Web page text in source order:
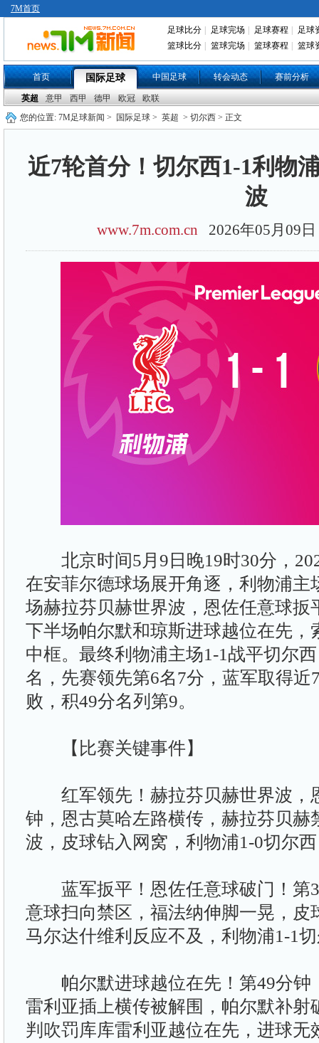
7M首页
足球比分 足球完场 足球赛程
足球
篮球比分
篮球完场 篮球赛程 篮球
首页 国际足球 中国足球 转会动态 赛前分析
英超 意甲 西甲 德甲 欧冠
欧联
您的位置: 7M足球新闻 > 国际足球 > 英超 > 切尔西 > 正文
近7轮首分！切尔西1-1利物
波
www.7m.com.cn 2026年05月09
北京时间5月9日晚19时30分，
在安菲尔德球场展开角逐，利物浦主
场赫拉芬贝赫世界波，恩佐任意球扳
下半场帕尔默和琼斯进球越位在先，
中框。最终利物浦主场1-1战平切尔
名，先赛领先第6名7分，蓝军取得近
败，积49分名列第9。
【比赛关键事件】
红军领先！赫拉芬贝赫世界波，
钟，恩古莫哈左路横传，赫拉芬贝赫
波，皮球钻入网窝，利物浦1-0切尔
蓝军扳平！恩佐任意球破门！第
意球扫向禁区，福法纳伸脚一晃，皮
马尔达什维利反应不及，利物浦1-1
帕尔默进球越位在先！第49分钟
雷利亚插上横传被解围，帕尔默补射
判吹罚库库雷利亚越位在先，进球无